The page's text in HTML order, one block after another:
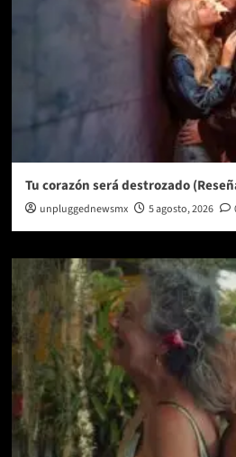
Tu corazón será destrozado
unpluggednewsmx 5 agosto, 2026